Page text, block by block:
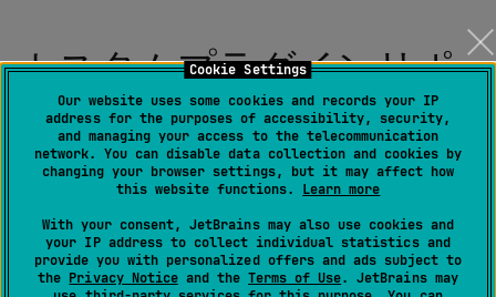
Cookie Settings
Our website uses some cookies and records your IP
address for the purposes of accessibility, security,
and managing your access to the telecommunication
network. You can disable data collection and cookies by
changing your browser settings, but it may affect how
this website functions. Learn more
With your consent, JetBrains may also use cookies and
your IP address to collect individual statistics and
provide you with personalized offers and ads subject to
the Privacy Noticeand the Terms of Use. JetBrains may
カスタムプラグインリポ
ジトリダイアログ
最終更新日： 2026 年 7 月 14 日
このダイアログは、 プラグインリポジトリの管理を
の下にあるプラグインでクリックすると開きます。